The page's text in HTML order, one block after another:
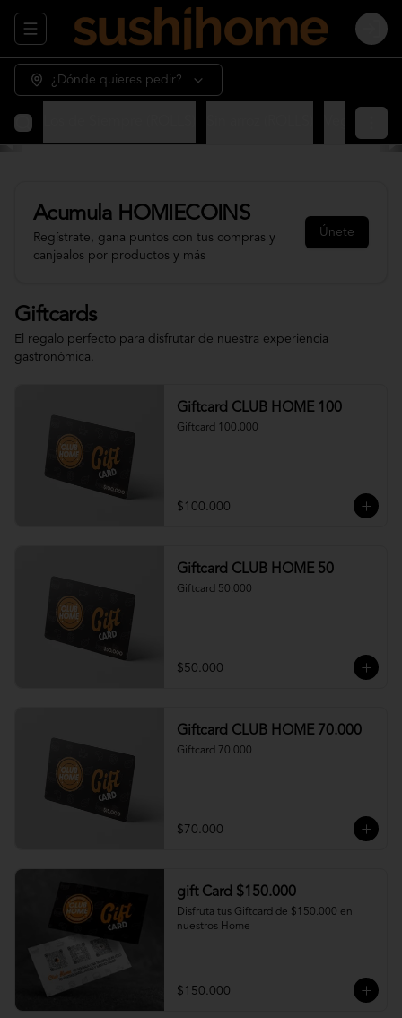
Abrir menu de navegación Login
¿Dónde quieres pedir?
Acumula HOMIECOINS
Regístrate, gana puntos con tus compras y
canjealos por productos y más
Únete
Giftcards
El regalo perfecto para disfrutar de nuestra experiencia
gastronómica.
Giftcard CLUB HOME 100
Giftcard 100.000
$100.000
Giftcard CLUB HOME 50
Giftcard 50.000
$50.000
Giftcard CLUB HOME 70.000
Giftcard 70.000
$70.000
gift Card $150.000
Disfruta tus Giftcard de $150.000 en
nuestros Home
$150.000